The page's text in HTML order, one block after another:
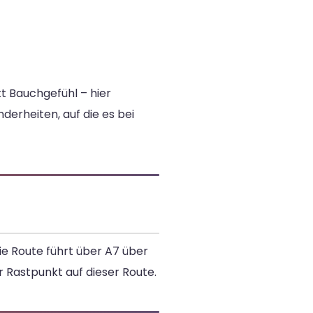
Bauchgefühl – hier
auf die es bei
Route führt über A7 über
Rastpunkt auf dieser Route.